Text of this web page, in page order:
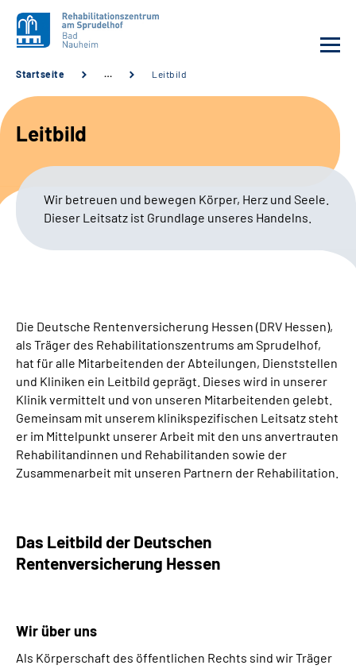
Unsere Klinik
Unsere Angebote
Service
Karriere
Suche
Leichte Sprache
Gebärdensprache
Login
Startseite … Leitbild
Leitbild
Wir betreuen und bewegen Körper, Herz und Seele.
Dieser Leitsatz ist Grundlage unseres Handelns.
Die Deutsche Rentenversicherung Hessen (DRV Hessen),
als Träger des Rehabilitationszentrums am Sprudelhof,
hat für alle Mitarbeitenden der Abteilungen, Dienststellen
und Kliniken ein Leitbild geprägt. Dieses wird in unserer
Klinik vermittelt und von unseren Mitarbeitenden gelebt.
Gemeinsam mit unserem klinikspezifischen Leitsatz steht
er im Mittelpunkt unserer Arbeit mit den uns anvertrauten
Rehabilitandinnen und Rehabilitanden sowie der
Zusammenarbeit mit unseren Partnern der Rehabilitation.
Das Leitbild der Deutschen
Rentenversicherung Hessen
Wir über uns
Als Körperschaft des öffentlichen Rechts sind wir Träger